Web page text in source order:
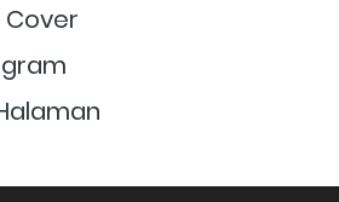
Cover
gram